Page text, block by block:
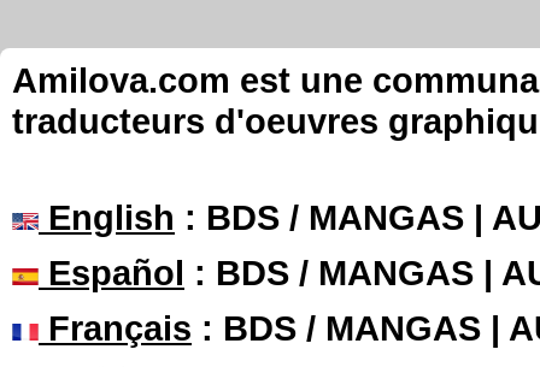
Amilova.com est une
traducteurs d'oeuvres
English : BDS / MANGAS |
Español : BDS / MANGAS |
Français : BDS / MANGAS |